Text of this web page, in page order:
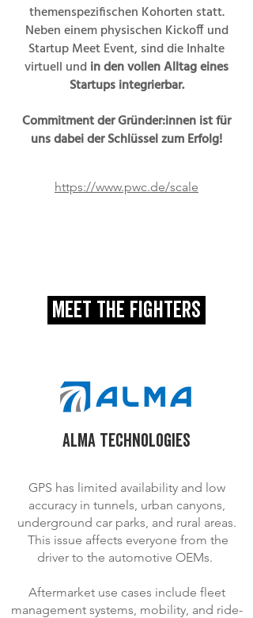
themenspezifischen Kohorten statt.
Neben einem physischen Kickoff und
Startup Meet Event, sind die Inhalte
virtuell undin den vollen Alltag eines
Startups integrierbar.
Commitment der Gründer:innen ist für
uns dabei der Schlüssel zum Erfolg!
https://www.pwc.de/scale
meet the fighters
ALMA tECHNOLOGIES
GPS has limited availability and low
accuracy in tunnels, urban canyons,
underground car parks, and rural areas.
This issue affects everyone from the
driver to the automotive OEMs.
Aftermarket use cases include fleet
management systems, mobility, and ride-